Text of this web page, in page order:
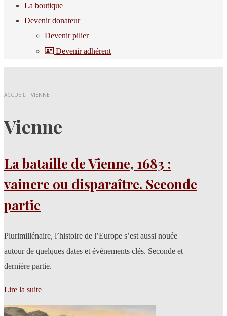
La boutique
Devenir donateur
Devenir pilier
Devenir adhérent
ACCUEIL | VIENNE
Vienne
La bataille de Vienne, 1683 :
vaincre ou disparaître. Seconde
partie
Plurimillénaire, l’histoire de l’Europe s’est aussi nouée
autour de quelques dates et événements clés. Seconde et
dernière partie.
Lire la suite